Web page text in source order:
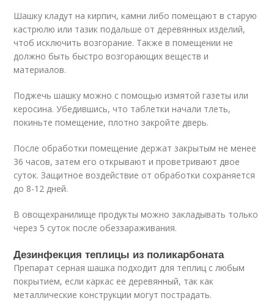
Шашку кладут на кирпич, камни либо помещают в старую
кастрюлю или тазик подальше от деревянных изделий,
чтоб исключить возгорание. Также в помещении не
должно быть быстро возгорающих веществ и
материалов.
Поджечь шашку можно с помощью измятой газеты или
керосина. Убедившись, что таблетки начали тлеть,
покиньте помещение, плотно закройте дверь.
После обработки помещение держат закрытым не менее
36 часов, затем его открывают и проветривают двое
суток. Защитное воздействие от обработки сохраняется
до 8-12 дней.
В овощехранилище продукты можно закладывать только
через 5 суток после обеззараживания.
Дезинфекция теплицы из поликарбоната
Препарат серная шашка подходит для теплиц с любым
покрытием, если каркас ее деревянный, так как
металлические конструкции могут пострадать.